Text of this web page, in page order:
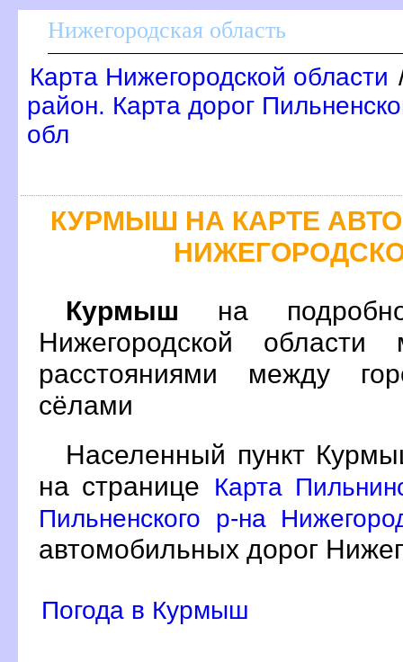
Нижегородская область
Карта Нижегородской области
район. Карта дорог
обл
КУРМЫШ НА КАРТЕ
Курмыш на
Нижегородской
расстояниями между
сёлами
Населенный пункт
на странице
Карта
Пильненского р-на
автомобильных дорог
Погода в Курмыш